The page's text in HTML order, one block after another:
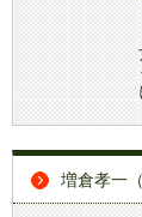
増倉孝一